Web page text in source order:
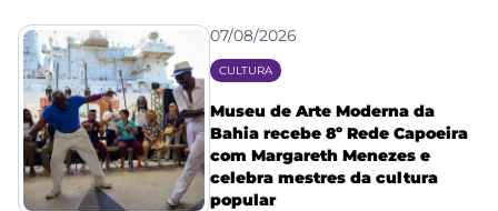
07/08/2026
CULTURA
Museu de Arte Moderna da
Bahia recebe 8º Rede Capoeira
com Margareth Menezes e
celebra mestres da cultura
popular